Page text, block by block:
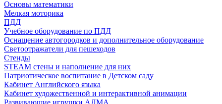
Основы математики
Мелкая моторика
ПДД
Учебное оборудование по ПДД
Оснащение автогородков и дополнительное оборудование
Светоотражатели для пешеходов
Стенды
STEAM стены и наполнение для них
Патриотическое воспитание в Детском саду
Кабинет Английского языка
Кабинет художественной и интерактивной анимации
Развивающие игрушки АЛМА